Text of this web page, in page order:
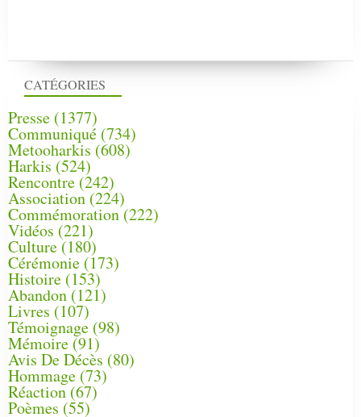
CATÉGORIES
Presse (1377)
Communiqué (734)
Metooharkis (608)
Harkis (524)
Rencontre (242)
Association (224)
Commémoration(222)
Vidéos (221)
Culture(180)
Cérémonie (173)
Histoire (153)
Abandon(121)
Livres (107)
Témoignage (98)
Mémoire (91)
Avis De Décès (80)
Hommage (73)
Réaction(67)
Poèmes (55)